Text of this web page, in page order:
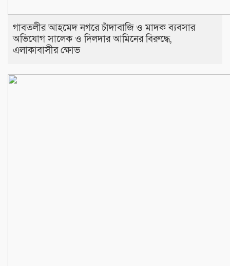
​গাবতলীর আহমেদ নগরে চাঁদাবাজি ও মাদক ব্যবসার
অভিযোগ সালেক ও দিলদার আমিনের বিরুদ্ধে,
এলাকাবাসীর ক্ষোভ